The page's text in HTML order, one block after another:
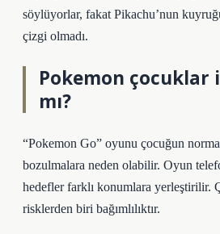
söylüyorlar, fakat Pikachu’nun
çizgi olmadı.
Pokemon çocuklar
mı?
“Pokemon Go” oyunu çocuğun
bozulmalara neden olabilir. Oyun
hedefler farklı konumlara yerleştirilir.
risklerden biri bağımlılıktır.